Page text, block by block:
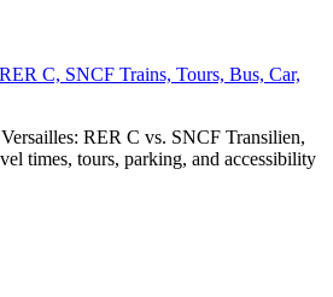
C, SNCF Trains, Tours, Bus, Car,
RER C vs. SNCF Transilien,
times, tours, parking, and accessibility